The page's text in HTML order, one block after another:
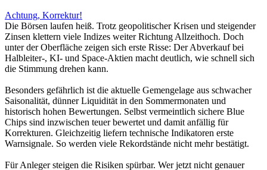
Achtung, Korrektur!
Die Börsen laufen heiß. Trotz geopolitischer Krisen und steigender
Zinsen klettern viele Indizes weiter Richtung Allzeithoch. Doch
unter der Oberfläche zeigen sich erste Risse: Der Abverkauf bei
Halbleiter-, KI- und Space-Aktien macht deutlich, wie schnell sich
die Stimmung drehen kann.
Besonders gefährlich ist die aktuelle Gemengelage aus schwacher
Saisonalität, dünner Liquidität in den Sommermonaten und
historisch hohen Bewertungen. Selbst vermeintlich sichere Blue
Chips sind inzwischen teuer bewertet und damit anfällig für
Korrekturen. Gleichzeitig liefern technische Indikatoren erste
Warnsignale. So werden viele Rekordstände nicht mehr bestätigt.
Für Anleger steigen die Risiken spürbar. Wer jetzt nicht genauer